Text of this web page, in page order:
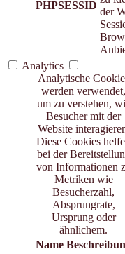
PHPSESSID
der
Analytics
Analytische
werden verwendet,
um zu verstehen,
Besucher mit der
Website
Diese Cookies
bei der
von Informationen
Metriken wie
Besucherzahl,
Absprungrate,
Ursprung oder
ähnlichem.
Name